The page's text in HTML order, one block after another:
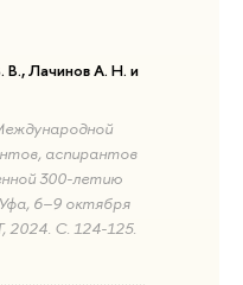
Лачинов А. Н. и
аспирантов
300-летию
6–9 октября
2024. С. 124-125.